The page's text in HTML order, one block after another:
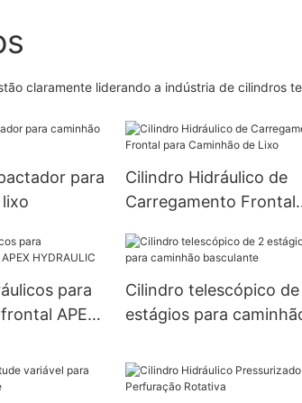
claramente liderando a indústria de cilindros
para
Cilindro Hidráulico de
Carregamento Frontal
para
APEX
Cilindro telescópico de
estágios para